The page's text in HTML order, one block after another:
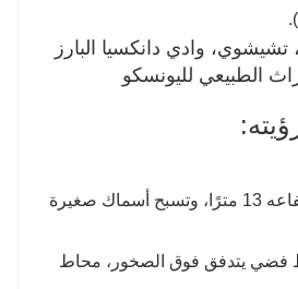
· شلال شويكو: يبلغ ارتفاعه 13 مترًا، وتسبح أسماك صغيرة
يتدفق فوق الصخور، محاط